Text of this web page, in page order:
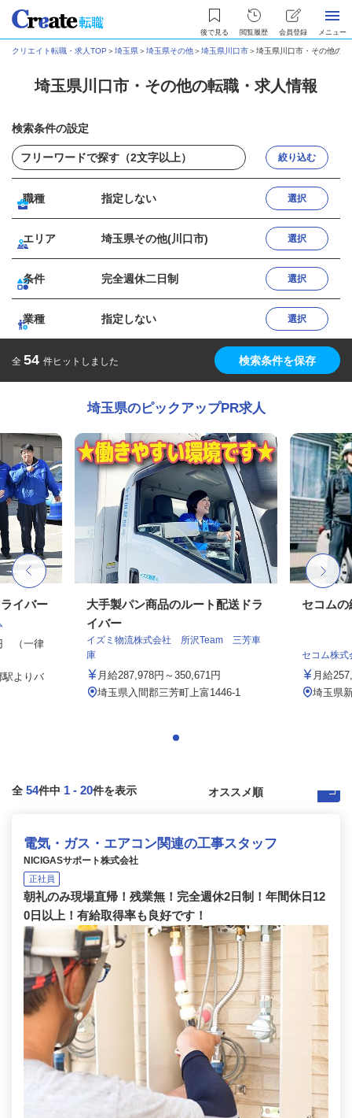
後で見る 閲覧履歴 会員登録 メニュー
クリエイト転職・求人TOP ＞埼玉県＞埼玉県その他＞埼玉県川口市＞埼玉県川口市・その他の
埼玉県川口市・その他の転職・求人情報
検索条件の設定
絞り込む
職種 指定しない 選択
エリア 埼玉県その他(川口市) 選択
条件 完全週休二日制 選択
業種 指定しない 選択
全 54 件ヒットしました 検索条件を保存
埼玉県のピックアップPR求人
イバー
（一律
駅よりバ
大手製パン商品のルート配送ドラ
イバー
イズミ物流株式会社 所沢Team 三芳車
庫
月給287,978円～350,671円
埼玉県入間郡三芳町上富1446-1
セコムの
セコム株式
月給
埼玉県
全 54件中 1 - 20件を表示
電気・ガス・エアコン関連の工事スタッフ
NICIGASサポート株式会社
正社員
朝礼のみ現場直帰！残業無！完全週休2日制！年間休日12
0日以上！有給取得率も良好です！